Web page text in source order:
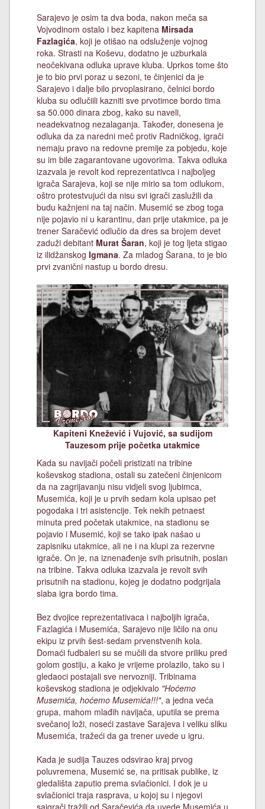
Sarajevo je osim ta dva boda, nakon meča sa
Vojvodinom ostalo i bez kapitena Mirsada
Fazlagića, koji je otišao na odsluženje vojnog
roka. Strasti na Koševu, dodatno je uzburkala
neočekivana odluka uprave kluba. Uprkos tome što
je to bio prvi poraz u sezoni, te činjenici da je
Sarajevo i dalje bilo prvoplasirano, čelnici bordo
kluba su odlučiili kazniti sve prvotimce bordo tima
sa 50.000 dinara zbog, kako su naveli,
neadekvatnog nezalaganja. Također, donesena je
odluka da za naredni meč protiv Radničkog, igrači
nemaju pravo na redovne premije za pobjedu, koje
su im bile zagarantovane ugovorima. Takva odluka
izazvala je revolt kod reprezentativca i najboljeg
igrača Sarajeva, koji se nije mirio sa tom odlukom,
oštro protestvujući da nisu svi igrači zaslužili da
budu kažnjeni na taj način. Musemić se zbog toga
nije pojavio ni u karantinu, dan prije utakmice, pa je
trener Saračević odlučio da dres sa brojem devet
zaduži debitant Murat Šaran, koji je tog ljeta stigao
iz ilidžanskog Igmana. Za mladog Šarana, to je bio
prvi zvanični nastup u bordo dresu.
Kapiteni Knežević i Vujović, sa sudijom
Tauzesom prije početka utakmice
Kada su navijači počeli pristizati na tribine
koševskog stadiona, ostali su zatečeni činjenicom
da na zagrijavanju nisu vidjeli svog ljubimca,
Musemića, koji je u prvih sedam kola upisao pet
pogodaka i tri asistencije. Tek nekih petnaest
minuta pred početak utakmice, na stadionu se
pojavio i Musemić, koji se tako ipak našao u
zapisniku utakmice, ali ne i na klupi za rezervne
igrače. On je, na iznenađenje svih prisutnih, poslan
na tribine. Takva odluka izazvala je revolt svih
prisutnih na stadionu, kojeg je dodatno podgrijala
slaba igra bordo tima.
Bez dvojice reprezentativaca i najboljih igrača,
Fazlagića i Musemića, Sarajevo nije ličilo na onu
ekipu iz prvih šest-sedam prvenstvenih kola.
Domaći fudbaleri su se mučili da stvore priliku pred
golom gostiju, a kako je vrijeme prolazilo, tako su i
gledaoci postajali sve nervozniji. Tribinama
koševskog stadiona je odjekivalo "Hoćemo
Musemića, hoćemo Musemića!!!", a jedna veća
grupa, mahom mlađih navijača, uputila se prema
svečanoj loži, noseći zastave Sarajeva i veliku sliku
Musemića, tražeći da ga trener uvede u igru.
Kada je sudija Tauzes odsvirao kraj prvog
poluvremena, Musemić se, na pritisak publike, iz
gledališta zaputio prema svlačionici. I dok je u
svlačionici traja rasprava, u kojoj su i njegovi
saigrači tražili od Saračevića da uvede Musemića u